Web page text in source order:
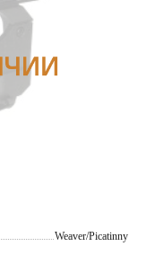
Weaver/Picatinny